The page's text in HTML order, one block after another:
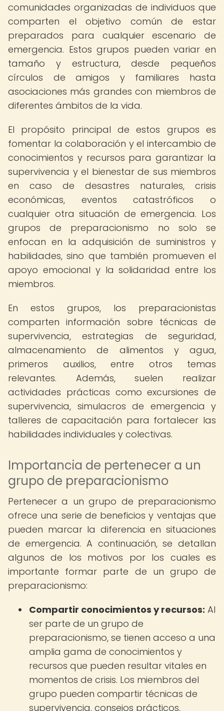
comunidades organizadas de individuos que
comparten el objetivo común de estar
preparados para cualquier escenario de
emergencia. Estos grupos pueden variar en
tamaño y estructura, desde pequeños
círculos de amigos y familiares hasta
asociaciones más grandes con miembros de
diferentes ámbitos de la vida.
El propósito principal de estos grupos es
fomentar la colaboración y el intercambio de
conocimientos y recursos para garantizar la
supervivencia y el bienestar de sus miembros
en caso de desastres naturales, crisis
económicas, eventos catastróficos o
cualquier otra situación de emergencia. Los
grupos de preparacionismo no solo se
enfocan en la adquisición de suministros y
habilidades, sino que también promueven el
apoyo emocional y la solidaridad entre los
miembros.
En estos grupos, los preparacionistas
comparten información sobre técnicas de
supervivencia, estrategias de seguridad,
almacenamiento de alimentos y agua,
primeros auxilios, entre otros temas
relevantes. Además, suelen realizar
actividades prácticas como excursiones de
supervivencia, simulacros de emergencia y
talleres de capacitación para fortalecer las
habilidades individuales y colectivas.
Importancia de pertenecer a un
grupo de preparacionismo
Pertenecer a un grupo de preparacionismo
ofrece una serie de beneficios y ventajas que
pueden marcar la diferencia en situaciones
de emergencia. A continuación, se detallan
algunos de los motivos por los cuales es
importante formar parte de un grupo de
preparacionismo:
Compartir conocimientos y recursos: Al
ser parte de un grupo de
preparacionismo, se tienen acceso a una
amplia gama de conocimientos y
recursos que pueden resultar vitales en
momentos de crisis. Los miembros del
grupo pueden compartir técnicas de
supervivencia, consejos prácticos,